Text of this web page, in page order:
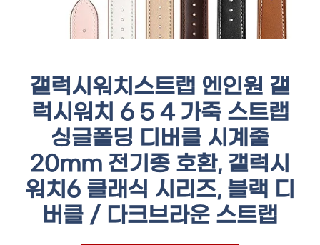
갤럭시워치스트랩 엔인원 갤
럭시워치 6 5 4 가죽 스트랩
싱글폴딩 디버클 시계줄
20mm 전기종 호환, 갤럭시
워치6 클래식 시리즈, 블랙 디
버클 / 다크브라운 스트랩